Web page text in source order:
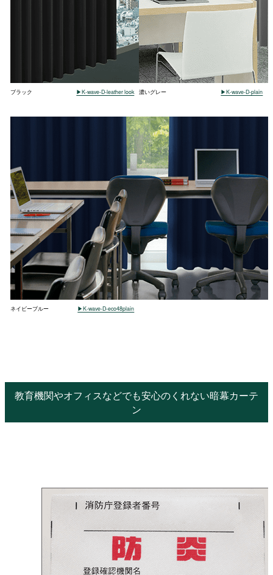
ブラック ▶K-wave-D-leather look 濃いグレー ▶K-wave-D-plain
ネイビーブルー ▶K-wave-D-eco48plain
教育機関やオフィスなどでも安心のくれない暗幕カーテ
ン